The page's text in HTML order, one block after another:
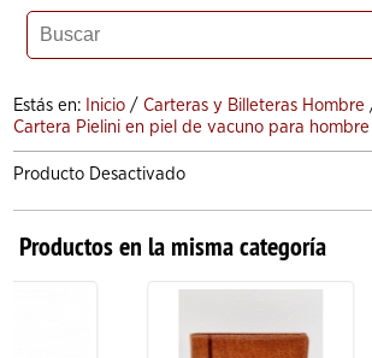
Estás en: Inicio /Carteras y Billeteras Hombre
Cartera Pielini en piel de vacuno para
Producto Desactivado
Productos en la misma categoría